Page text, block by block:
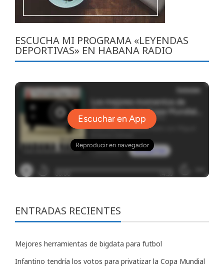
ESCUCHA MI PROGRAMA «LEYENDAS
DEPORTIVAS» EN HABANA RADIO
ENTRADAS RECIENTES
Mejores herramientas de bigdata para futbol
Infantino tendría los votos para privatizar la Copa Mundial